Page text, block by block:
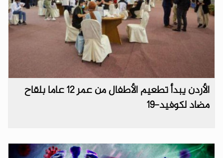
الأردن يبدأ تطعيم الأطفال من عمر 12 عاما بلقاح
مضاد لكوفيد-19